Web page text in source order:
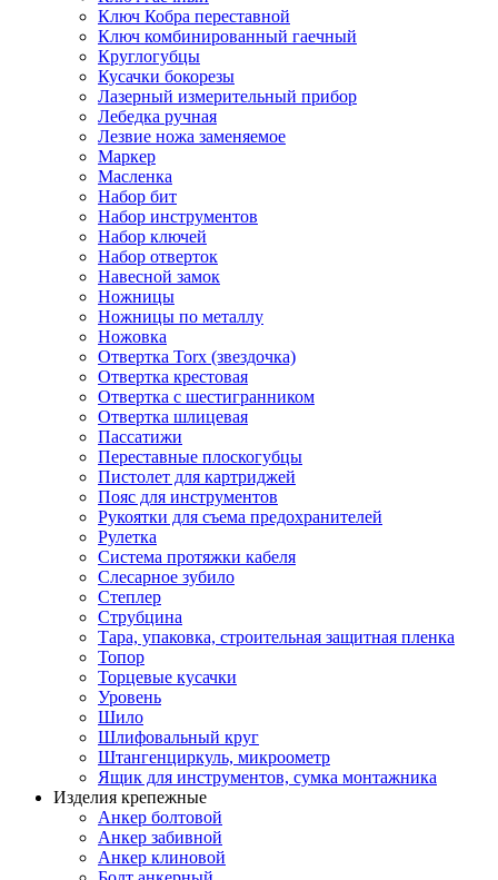
Ключ Кобра переставной
Ключ комбинированный гаечный
Круглогубцы
Кусачки бокорезы
Лазерный измерительный прибор
Лебедка ручная
Лезвие ножа заменяемое
Маркер
Масленка
Набор бит
Набор инструментов
Набор ключей
Набор отверток
Навесной замок
Ножницы
Ножницы по металлу
Ножовка
Отвертка Torx (звездочка)
Отвертка крестовая
Отвертка с шестигранником
Отвертка шлицевая
Пассатижи
Переставные плоскогубцы
Пистолет для картриджей
Пояс для инструментов
Рукоятки для съема предохранителей
Рулетка
Система протяжки кабеля
Слесарное зубило
Степлер
Струбцина
Тара, упаковка, строительная защитная пленка
Топор
Торцевые кусачки
Уровень
Шило
Шлифовальный круг
Штангенциркуль, микроометр
Ящик для инструментов, сумка монтажника
Изделия крепежные
Анкер болтовой
Анкер забивной
Анкер клиновой